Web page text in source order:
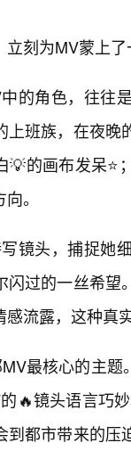
立刻为MV蒙上
的角色，往往
上班族，在夜
💡的画布发呆
。
镜头，捕捉她
闪过的一丝希
流露，这种真
MV最核心的主
🔥镜头语言巧
到都市带来的